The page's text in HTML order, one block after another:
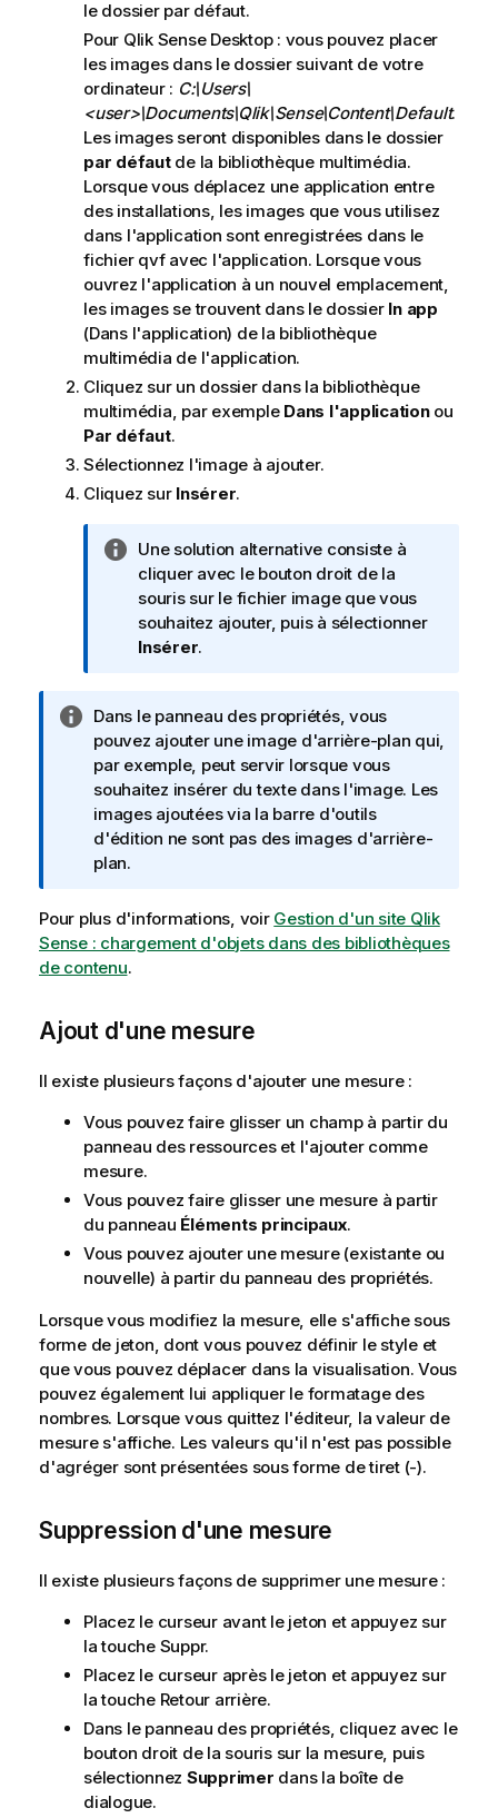
le dossier par défaut.
Pour Qlik Sense Desktop: vous pouvez placer
les images dans le dossier suivant de votre
ordinateur : C:\Users\
<user>\Documents\Qlik\Sense\Content\Default.
Les images seront disponibles dans le dossier
par défautde la bibliothèque multimédia.
Lorsque vous déplacez une application entre
des installations, les images que vous utilisez
dans l'application sont enregistrées dans le
fichier qvf avec l'application. Lorsque vous
ouvrez l'application à un nouvel emplacement,
les images se trouvent dans le dossier In app
(Dans l'application) de la bibliothèque
multimédia de l'application.
Cliquez sur un dossier dans la bibliothèque
multimédia, par exemple Dans l'applicationou
Par défaut.
Sélectionnez l'image à ajouter.
Cliquez sur Insérer.
N
o
t
e
I
o
r
m
a
t
i
s
Une solution alternative consiste à
cliquer avec le bouton droit de la
souris sur le fichier image que vous
souhaitez ajouter, puis à sélectionner
Insérer.
N
o
t
e
I
n
f
r
m
a
o
s
Dans le panneau des propriétés, vous
pouvez ajouter une image d'arrière-plan qui,
par exemple, peut servir lorsque vous
souhaitez insérer du texte dans l'image. Les
images ajoutées via la barre d'outils
d'édition ne sont pas des images d'arrière-
plan.
Pour plus d'informations, voir Gestion d'un site Qlik
Sense : chargement d'objets dans des bibliothèques
de contenu.
Ajout d'une mesure
Il existe plusieurs façons d'ajouter une mesure :
Vous pouvez faire glisser un champ à partir du
panneau des ressources et l'ajouter comme
mesure.
Vous pouvez faire glisser une mesure à partir
du panneau Éléments principaux.
Vous pouvez ajouter une mesure (existante ou
nouvelle) à partir du panneau des propriétés.
Lorsque vous modifiez la mesure, elle s'affiche sous
forme de jeton, dont vous pouvez définir le style et
que vous pouvez déplacer dans la visualisation. Vous
pouvez également lui appliquer le formatage des
nombres. Lorsque vous quittez l'éditeur, la valeur de
mesure s'affiche. Les valeurs qu'il n'est pas possible
d'agréger sont présentées sous forme de tiret (-).
Suppression d'une mesure
Il existe plusieurs façons de supprimer une mesure :
Placez le curseur avant le jeton et appuyez sur
la touche Suppr.
Placez le curseur après le jeton et appuyez sur
la touche Retour arrière.
Dans le panneau des propriétés, cliquez avec le
bouton droit de la souris sur la mesure, puis
sélectionnez Supprimer dans la boîte de
dialogue.